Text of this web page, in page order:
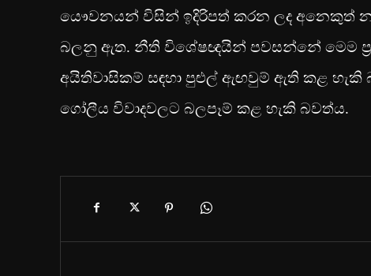
යෞවනයන් විසින් ඉදිරිපත් කරන ලද අනෙකුත්
බලනු ඇත. නීති විශේෂඥයින් පවසන්නේ මෙම
අයිතිවාසිකම් සඳහා පුළුල් ඇඟවුම් ඇති කළ හැකි
ගෝලීය විවාදවලට බලපෑම් කළ හැකි බවත්ය.